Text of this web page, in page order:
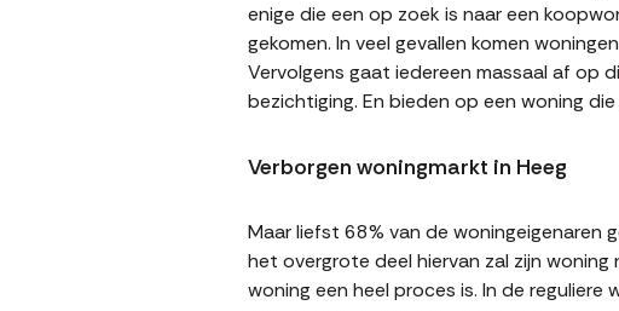
enige die een op zoek is naar een
gekomen. In veel gevallen komen
Vervolgens gaat iedereen massaal af op
bezichtiging. En bieden op een woning
Verborgen woningmarkt in Heeg
Maar liefst 68% van de woningeigenaren
het overgrote deel hiervan zal zijn
woning een heel proces is. In de